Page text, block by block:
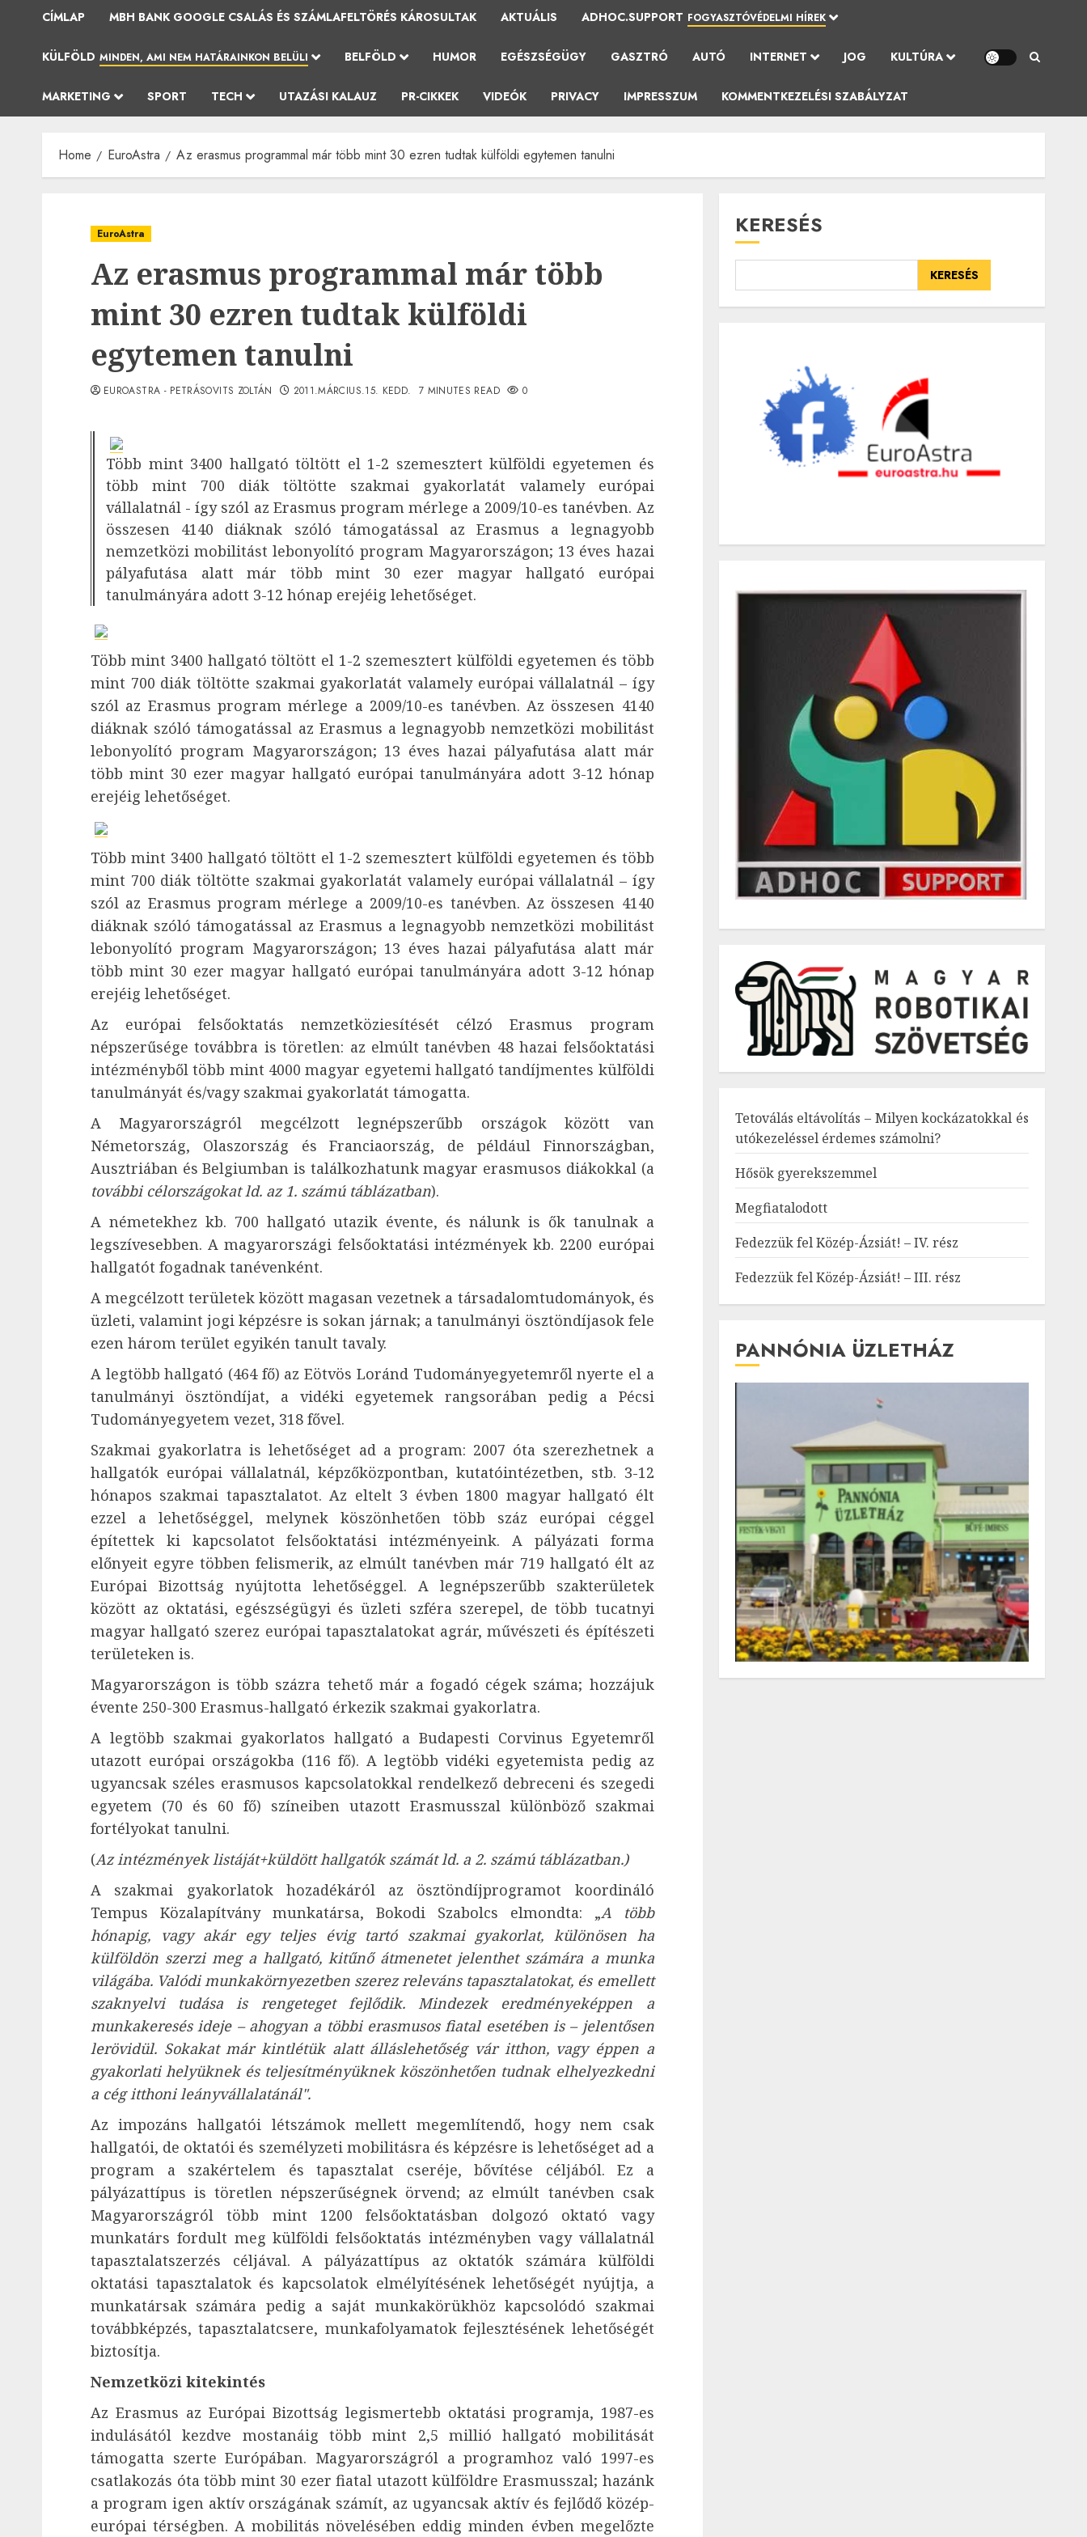
CÍMLAP MBH BANK GOOGLE CSALÁS ÉS SZÁMLAFELTÖRÉS KÁROSULTAK AKTUÁLIS ADHOC.SUPPORT FOGYASZTÓVÉDELMI HÍREK
KÜLFÖLD MINDEN, AMI NEM HATÁRAINKON BELÜLI BELFÖLD HUMOR EGÉSZSÉGÜGY GASZTRÓ AUTÓ INTERNET JOG KULTÚRA
MARKETING SPORT TECH UTAZÁSI KALAUZ PR-CIKKEK VIDEÓK PRIVACY IMPRESSZUM KOMMENTKEZELÉSI SZABÁLYZAT
Home EuroAstra Az erasmus programmal már több mint 30 ezren tudtak külföldi egytemen tanulni
EuroAstra
Az erasmus programmal már több
mint 30 ezren tudtak külföldi
egytemen tanulni
EUROASTRA - PETRÁSOVITS ZOLTÁN 2011.MÁRCIUS.15. KEDD. 7 MINUTES READ 0
Több mint 3400 hallgató töltött el 1-2 szemesztert külföldi egyetemen és
több mint 700 diák töltötte szakmai gyakorlatát valamely európai
vállalatnál - így szól az Erasmus program mérlege a 2009/10-es tanévben. Az
összesen 4140 diáknak szóló támogatással az Erasmus a legnagyobb
nemzetközi mobilitást lebonyolító program Magyarországon; 13 éves hazai
pályafutása alatt már több mint 30 ezer magyar hallgató európai
tanulmányára adott 3-12 hónap erejéig lehetőséget.
Több mint 3400 hallgató töltött el 1-2 szemesztert külföldi egyetemen és több
mint 700 diák töltötte szakmai gyakorlatát valamely európai vállalatnál – így
szól az Erasmus program mérlege a 2009/10-es tanévben. Az összesen 4140
diáknak szóló támogatással az Erasmus a legnagyobb nemzetközi mobilitást
lebonyolító program Magyarországon; 13 éves hazai pályafutása alatt már
több mint 30 ezer magyar hallgató európai tanulmányára adott 3-12 hónap
erejéig lehetőséget.
Több mint 3400 hallgató töltött el 1-2 szemesztert külföldi egyetemen és több
mint 700 diák töltötte szakmai gyakorlatát valamely európai vállalatnál – így
szól az Erasmus program mérlege a 2009/10-es tanévben. Az összesen 4140
diáknak szóló támogatással az Erasmus a legnagyobb nemzetközi mobilitást
lebonyolító program Magyarországon; 13 éves hazai pályafutása alatt már
több mint 30 ezer magyar hallgató európai tanulmányára adott 3-12 hónap
erejéig lehetőséget.
Az európai felsőoktatás nemzetköziesítését célzó Erasmus program
népszerűsége továbbra is töretlen: az elmúlt tanévben 48 hazai felsőoktatási
intézményből több mint 4000 magyar egyetemi hallgató tandíjmentes külföldi
tanulmányát és/vagy szakmai gyakorlatát támogatta.
A Magyarországról megcélzott legnépszerűbb országok között van
Németország, Olaszország és Franciaország, de például Finnországban,
Ausztriában és Belgiumban is találkozhatunk magyar erasmusos diákokkal (a
további célországokat ld. az 1. számú táblázatban).
A németekhez kb. 700 hallgató utazik évente, és nálunk is ők tanulnak a
legszívesebben. A magyarországi felsőoktatási intézmények kb. 2200 európai
hallgatót fogadnak tanévenként.
A megcélzott területek között magasan vezetnek a társadalomtudományok, és
üzleti, valamint jogi képzésre is sokan járnak; a tanulmányi ösztöndíjasok fele
ezen három terület egyikén tanult tavaly.
A legtöbb hallgató (464 fő) az Eötvös Loránd Tudományegyetemről nyerte el a
tanulmányi ösztöndíjat, a vidéki egyetemek rangsorában pedig a Pécsi
Tudományegyetem vezet, 318 fővel.
Szakmai gyakorlatra is lehetőséget ad a program: 2007 óta szerezhetnek a
hallgatók európai vállalatnál, képzőközpontban, kutatóintézetben, stb. 3-12
hónapos szakmai tapasztalatot. Az eltelt 3 évben 1800 magyar hallgató élt
ezzel a lehetőséggel, melynek köszönhetően több száz európai céggel
építettek ki kapcsolatot felsőoktatási intézményeink. A pályázati forma
előnyeit egyre többen felismerik, az elmúlt tanévben már 719 hallgató élt az
Európai Bizottság nyújtotta lehetőséggel. A legnépszerűbb szakterületek
között az oktatási, egészségügyi és üzleti szféra szerepel, de több tucatnyi
magyar hallgató szerez európai tapasztalatokat agrár, művészeti és építészeti
területeken is.
Magyarországon is több százra tehető már a fogadó cégek száma; hozzájuk
évente 250-300 Erasmus-hallgató érkezik szakmai gyakorlatra.
A legtöbb szakmai gyakorlatos hallgató a Budapesti Corvinus Egyetemről
utazott európai országokba (116 fő). A legtöbb vidéki egyetemista pedig az
ugyancsak széles erasmusos kapcsolatokkal rendelkező debreceni és szegedi
egyetem (70 és 60 fő) színeiben utazott Erasmusszal különböző szakmai
fortélyokat tanulni.
(Az intézmények listáját+küldött hallgatók számát ld. a 2. számú táblázatban.)
A szakmai gyakorlatok hozadékáról az ösztöndíjprogramot koordináló
Tempus Közalapítvány munkatársa, Bokodi Szabolcs elmondta: „A több
hónapig, vagy akár egy teljes évig tartó szakmai gyakorlat, különösen ha
külföldön szerzi meg a hallgató, kitűnő átmenetet jelenthet számára a munka
világába. Valódi munkakörnyezetben szerez releváns tapasztalatokat, és emellett
szaknyelvi tudása is rengeteget fejlődik. Mindezek eredményeképpen a
munkakeresés ideje – ahogyan a többi erasmusos fiatal esetében is – jelentősen
lerövidül. Sokakat már kintlétük alatt álláslehetőség vár itthon, vagy éppen a
gyakorlati helyüknek és teljesítményüknek köszönhetően tudnak elhelyezkedni
a cég itthoni leányvállalatánál".
Az impozáns hallgatói létszámok mellett megemlítendő, hogy nem csak
hallgatói, de oktatói és személyzeti mobilitásra és képzésre is lehetőséget ad a
program a szakértelem és tapasztalat cseréje, bővítése céljából. Ez a
pályázattípus is töretlen népszerűségnek örvend; az elmúlt tanévben csak
Magyarországról több mint 1200 felsőoktatásban dolgozó oktató vagy
munkatárs fordult meg külföldi felsőoktatás intézményben vagy vállalatnál
tapasztalatszerzés céljával. A pályázattípus az oktatók számára külföldi
oktatási tapasztalatok és kapcsolatok elmélyítésének lehetőségét nyújtja, a
munkatársak számára pedig a saját munkakörükhöz kapcsolódó szakmai
továbbképzés, tapasztalatcsere, munkafolyamatok fejlesztésének lehetőségét
biztosítja.
Nemzetközi kitekintés
Az Erasmus az Európai Bizottság legismertebb oktatási programja, 1987-es
indulásától kezdve mostanáig több mint 2,5 millió hallgató mobilitását
támogatta szerte Európában. Magyarországról a programhoz való 1997-es
csatlakozás óta több mint 30 ezer fiatal utazott külföldre Erasmusszal; hazánk
a program igen aktív országának számít, az ugyancsak aktív és fejlődő közép-
európai térségben. A mobilitás növelésében eddig minden évben megelőzte
KERESÉS
KERESÉS
Tetoválás eltávolítás – Milyen kockázatokkal és
utókezeléssel érdemes számolni?
Hősök gyerekszemmel
Megfiatalodott
Fedezzük fel Közép-Ázsiát! – IV. rész
Fedezzük fel Közép-Ázsiát! – III. rész
PANNÓNIA ÜZLETHÁZ